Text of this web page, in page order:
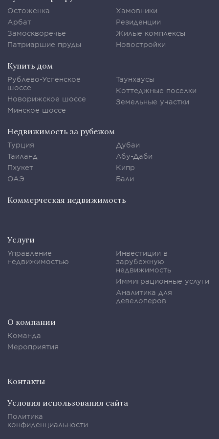
Остоженка
Арбат
Замоскворечье
Патриаршие пруды
Хамовники
Резиденции
Жилые комплексы
Новостройки
Купить дом
Рублево-Успенское
шоссе
Новорижское шоссе
Минское шоссе
Таунхаусы
Коттеджные поселки
Земельные участки
Недвижимость за рубежом
Турция
Таиланд
Пхукет
ОАЭ
Дубаи
Абу-Даби
Кипр
Бали
Коммерческая недвижимость
Услуги
Управление
недвижимостью
Инвестиции в
зарубежную
недвижимость
Иммиграционные услуги
Аналитика для
девелоперов
О компании
Команда
Мероприятия
Контакты
Условия использования сайта
Политика
конфиденциальности